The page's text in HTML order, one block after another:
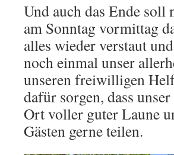
Und auch das Ende soll
am Sonntag vormittag
alles wieder verstaut
noch einmal unser
unseren freiwilligen
dafür sorgen, dass
Ort voller guter Laune
Gästen gerne teilen.